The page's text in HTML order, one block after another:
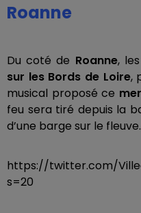
Roanne
Du coté de Roanne,
sur les Bords de Loire,
musical proposé ce
feu sera tiré depuis la
d’une barge sur le fleuve.
https://twitter.com/
s=20